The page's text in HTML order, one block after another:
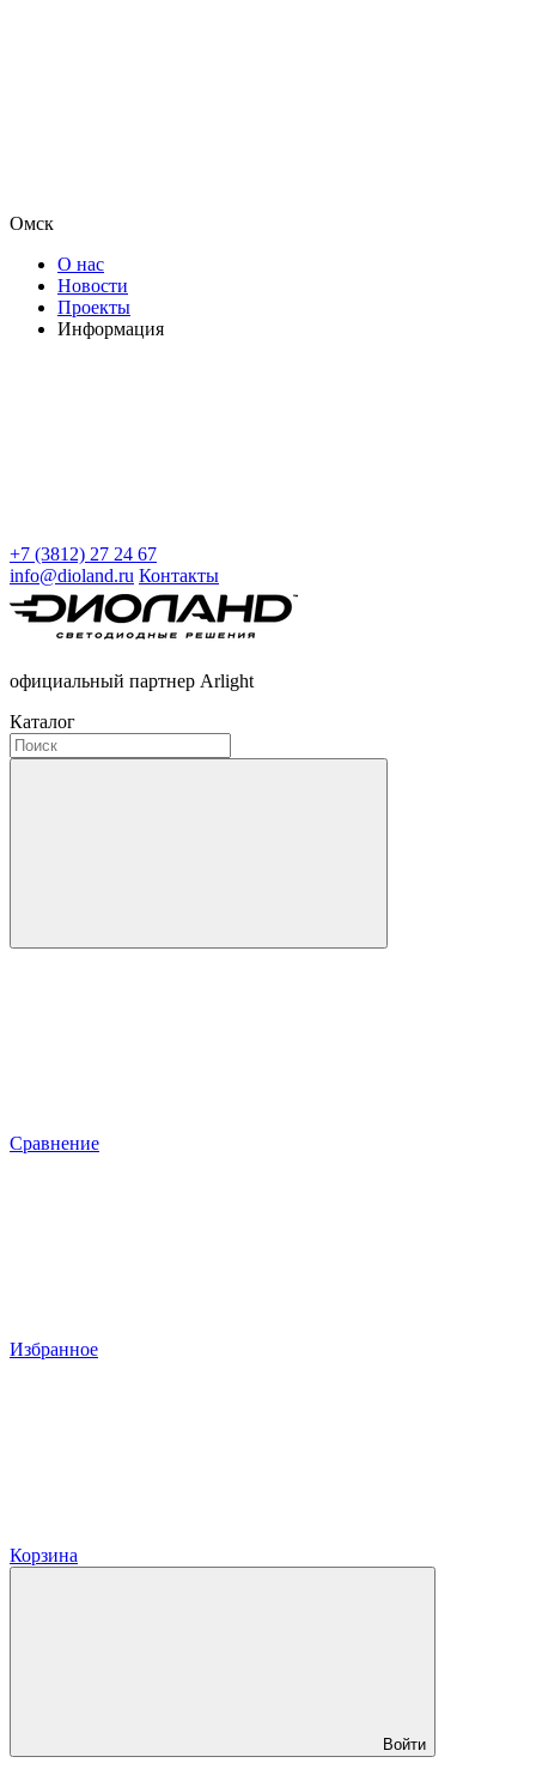
Омск
О нас
Новости
Проекты
Информация
+7 (3812) 27 24 67
info@dioland.ru Контакты
официальный партнер Arlight
Каталог
Сравнение
Избранное
Корзина
Войти